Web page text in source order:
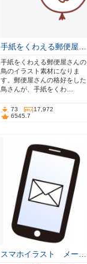
手紙をくわえる郵便屋…
手紙をくわえる郵便屋さんの
鳥のイラスト素材になりま
す。郵便屋さんの格好をした
鳥さんが、手紙をくわ…
73
17,972
6545.7
スマホイラスト メー…